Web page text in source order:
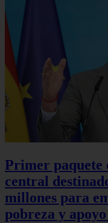
Primer paquete
central
millones para
pobreza y